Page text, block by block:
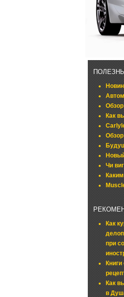
Как
Чи
Как
при
Как
в